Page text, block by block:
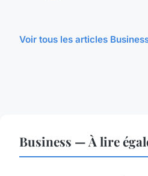
Voir tous les articles
Business — À lire